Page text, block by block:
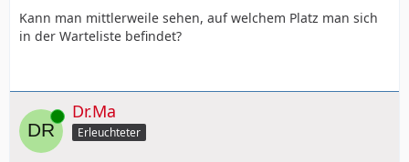
Kann man mittlerweile sehen, auf welchem Platz man sich
in der Warteliste befindet?
Online Dr.Ma
Erleuchteter